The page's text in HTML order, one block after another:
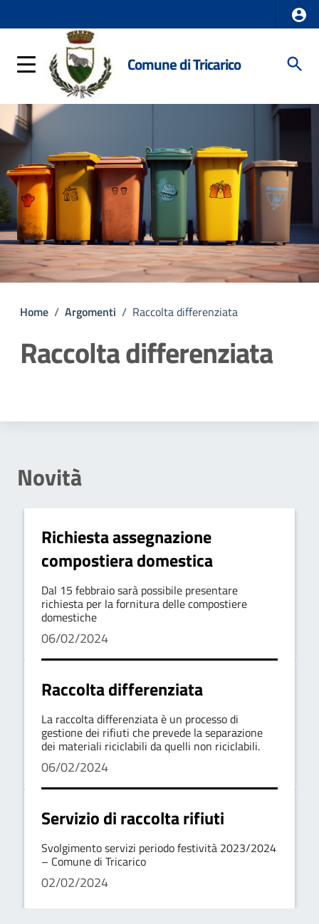
Comune di Tricarico
Home / Argomenti / Raccolta differenziata
Raccolta differenziata
Novità
Richiesta assegnazione
compostiera domestica
Dal 15 febbraio sarà possibile presentare
richiesta per la fornitura delle compostiere
domestiche
06/02/2024
Raccolta differenziata
La raccolta differenziata è un processo di
gestione dei rifiuti che prevede la separazione
dei materiali riciclabili da quelli non riciclabili.
06/02/2024
Servizio di raccolta rifiuti
Svolgimento servizi periodo festività 2023/2024
– Comune di Tricarico
02/02/2024